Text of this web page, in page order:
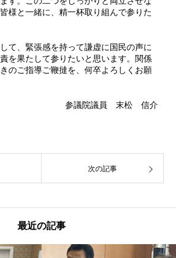
様と一緒に、精一杯取り組んで参りた
て、緊張感を持って謙虚に国民の声に
を果たして参りたいと思います。関係
のご指導ご鞭撻を、何卒よろしくお願
参議院議員 末松 信介
次の記事
最近の記事